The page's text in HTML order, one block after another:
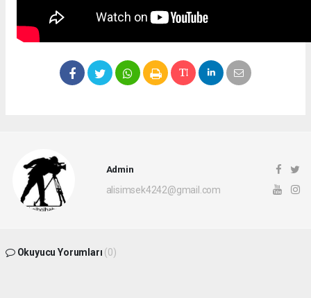
Admin
alisimsek4242@gmail.com
Okuyucu Yorumları (0)